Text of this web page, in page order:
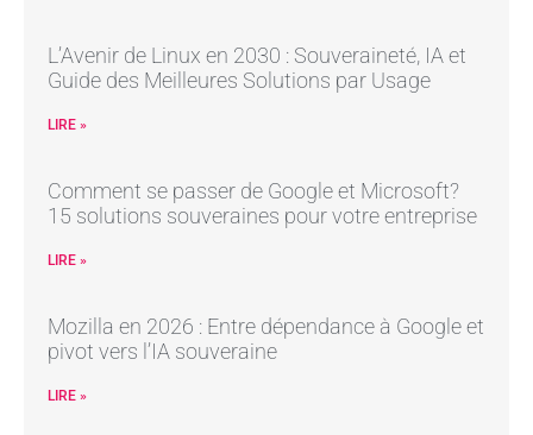
L’Avenir de Linux en 2030 : Souveraineté, IA et
Guide des Meilleures Solutions par Usage
LIRE »
Comment se passer de Google et Microsoft?
15 solutions souveraines pour votre entreprise
LIRE »
Mozilla en 2026 : Entre dépendance à Google et
pivot vers l’IA souveraine
LIRE »